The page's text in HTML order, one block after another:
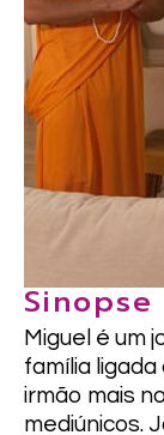
Sinopse
Miguel é um
família
irmão mais
mediúnicos.